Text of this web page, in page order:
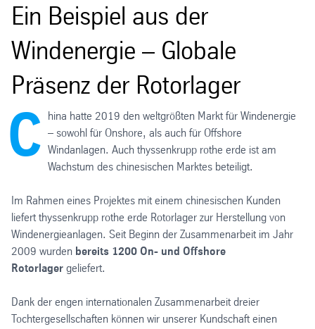
Ein Beispiel aus der
Windenergie – Globale
Präsenz der Rotorlager
C hina hatte 2019 den weltgrößten Markt für Windenergie
– sowohl für Onshore, als auch für Offshore
Windanlagen. Auch thyssenkrupp rothe erde ist am
Wachstum des chinesischen Marktes beteiligt.
Im Rahmen eines Projektes mit einem chinesischen Kunden
liefert thyssenkrupp rothe erde Rotorlager zur Herstellung von
Windenergieanlagen. Seit Beginn der Zusammenarbeit im Jahr
2009 wurden bereits 1200 On- und Offshore
Rotorlager geliefert.
Dank der engen internationalen Zusammenarbeit dreier
Tochtergesellschaften können wir unserer Kundschaft einen